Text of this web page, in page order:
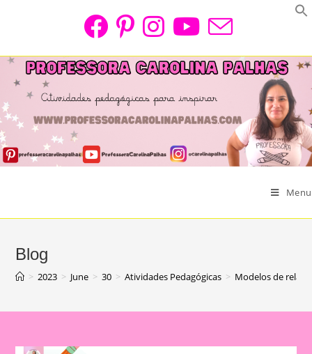
Menu
Blog
> 2023 > June > 30 > Atividades Pedagógicas > Modelos de